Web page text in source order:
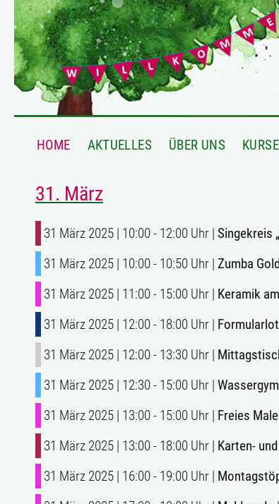
HOME AKTUELLES ÜBER UNS KURSE
31. März
31 März 2025 | 10:00 - 12:00 Uhr | Singekreis
31 März 2025 | 10:00 - 10:50 Uhr | Zumba
31 März 2025 | 11:00 - 15:00 Uhr | Keramik
31 März 2025 | 12:00 - 18:00 Uhr |
31 März 2025 | 12:00 - 13:30 Uhr |
31 März 2025 | 12:30 - 15:00 Uhr |
31 März 2025 | 13:00 - 15:00 Uhr | Freies
31 März 2025 | 13:00 - 18:00 Uhr | Karten-
31 März 2025 | 16:00 - 19:00 Uhr |